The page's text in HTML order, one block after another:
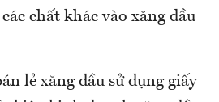
chất khác vào xăng dầu
lẻ xăng dầu sử dụng giấy